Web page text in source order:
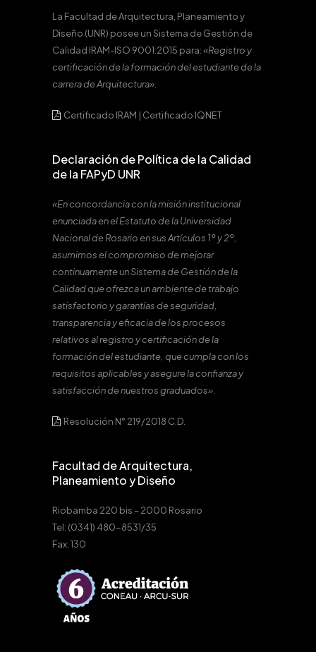
La Facultad de Arquitectura, Planeamiento y
Diseño (UNR) posee un Sistema de Gestión de
Calidad IRAM-ISO 9001:2015 para:«Registro y
certificación de la formación del estudiante de la
carrera de Arquitectura».
Certificado IRAM | Certificado IQNET
Declaración de Política de la Calidad
de la FAPyD UNR
«En concordancia con la misión institucional
enunciada en el Estatuto de la Universidad
Nacional de Rosario en sus Artículos 1º y 2º,
asumimos el compromiso de mejorar
continuamente un Sistema de Gestión de la
Calidad que ofrezca un ambiente de trabajo
satisfactorio y garantías de seguridad,
transparencia y eficacia de los procesos
relativos al registro y certificación de la
formación del estudiante, que cumpla con los
requisitos aplicables y asegure la confianza y
satisfacción de nuestros graduados».
Resolución N° 219/2018 C.D.
Facultad de Arquitectura,
Planeamiento y Diseño
Riobamba 220 bis – 2000 Rosario
Tel: (0341) 480-8531/35
Fax: 130